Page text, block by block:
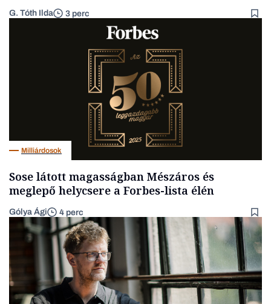
G. Tóth Ilda 3 perc
Milliárdosok
Sose látott magasságban Mészáros és
meglepő helycsere a Forbes-lista élén
Gólya Ági 4 perc